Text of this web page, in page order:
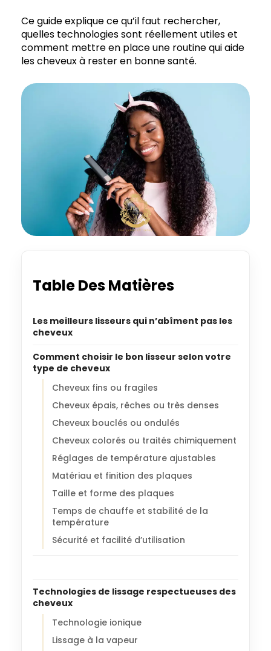
Ce guide explique ce qu’il faut rechercher,
quelles technologies sont réellement utiles et
comment mettre en place une routine qui aide
les cheveux à rester en bonne santé.
Table Des Matières
Les meilleurs lisseurs qui n’abîment pas les
cheveux
Comment choisir le bon lisseur selon votre
type de cheveux
Cheveux fins ou fragiles
Cheveux épais, rêches ou très denses
Cheveux bouclés ou ondulés
Cheveux colorés ou traités chimiquement
Réglages de température ajustables
Matériau et finition des plaques
Taille et forme des plaques
Temps de chauffe et stabilité de la
température
Sécurité et facilité d’utilisation
Technologies de lissage respectueuses des
cheveux
Technologie ionique
Lissage à la vapeur